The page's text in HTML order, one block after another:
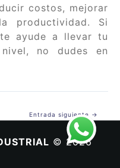
costos, mejorar
productividad. Si
ayude a llevar tu
no dudes en
Entrada siguiente →
© 2026